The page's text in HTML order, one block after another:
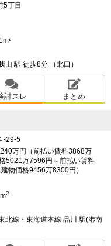
5丁目
山 駅 徒歩8分 （北口）
討スレ まとめ
-29-5
万円（前払い賃料3868万
5021万7596円～前払い賃料
物価格9456万8300円）
2
北線・東海道本線 品川 駅(港南